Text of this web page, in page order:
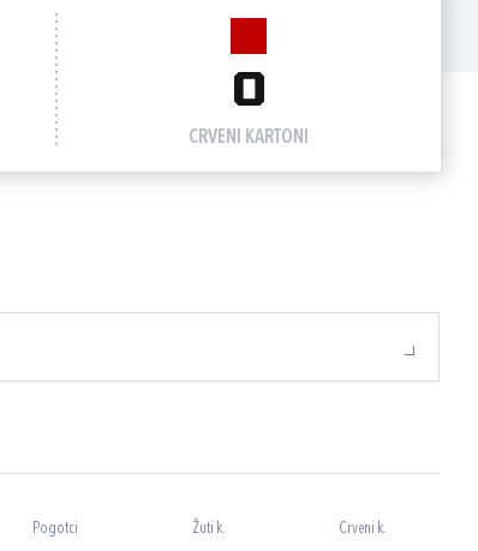
0
CRVENI KARTONI
Pogotci Žuti k. Crveni k.